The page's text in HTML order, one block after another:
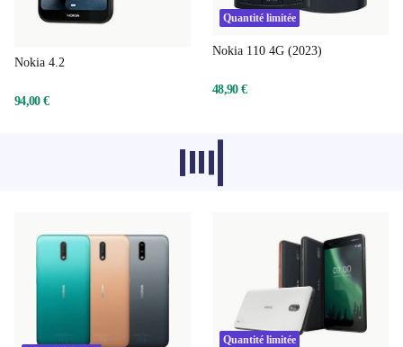
Nokia 4.2
94,00 €
Quantité limitée
Nokia 110 4G (2023)
48,90 €
Les produits recommandés dans d'autres
catégories ne se chargent pas pour le